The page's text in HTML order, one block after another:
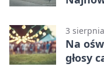
3
Na
głosy